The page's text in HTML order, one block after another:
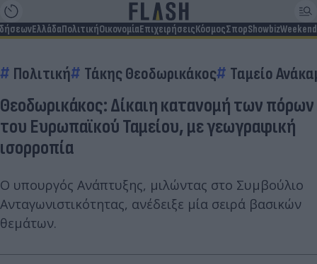
ΕλλάδαΠολιτικήΟικονομίαΕπιχειρήσειςΚόσμοςΣπορShowbizWeekend
Πολιτική Τάκης Θεοδωρικάκος Ταμείο
Θεοδωρικάκος: Δίκαιη κατανομή των πόρων
του Ευρωπαϊκού Ταμείου, με γεωγραφική
ισορροπία
Ο υπουργός Ανάπτυξης, μιλώντας στο Συμβούλιο
Ανταγωνιστικότητας, ανέδειξε μία σειρά βασικών
θεμάτων.